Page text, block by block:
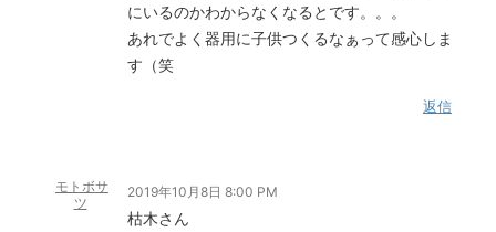
にいるのかわからなくなるとです。。。
あれでよく器用に子供つくるなぁって感心しま
す（笑
返信
モトボサ
ツ
2019年10月8日 8:00 PM
枯木さん